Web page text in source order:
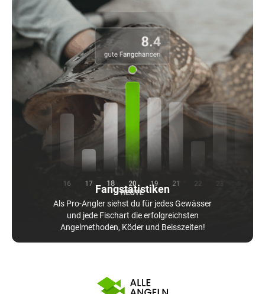
Fangstatistiken
Als Pro-Angler siehst du für jedes Gewässer
und jede Fischart die erfolgreichsten
Angelmethoden, Köder und Beisszeiten!